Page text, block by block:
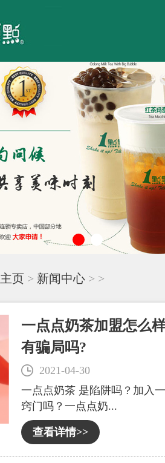
主页 > 新闻中心 > >
一点点奶茶加盟怎么
有骗局吗?
2021-04-30
一点点奶茶 是陷阱吗？加入
窍门吗？一点点奶...
查看详情>>